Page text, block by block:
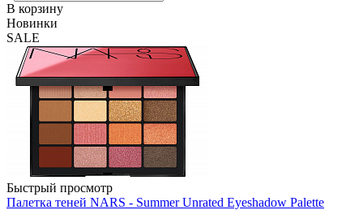
В корзину
Новинки
SALE
Быстрый просмотр
Палетка теней NARS - Summer Unrated Eyeshadow Palette